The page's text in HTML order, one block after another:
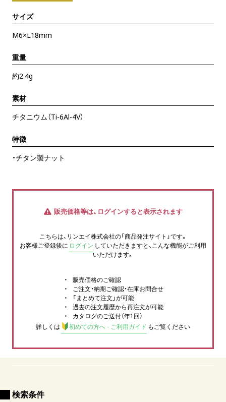
サイズ
M6×L18mm
重量
約2.4g
素材
チタニウム（Ti-6Al-4V）
特徴
・チタン製ナット
販売価格等は、ログインすると表示されます
こちらは、リンエイ株式会社の「商品発注サイト」です。
お客様ご登録後に ログイン していただきますと、こんな機能がご利用
いただけます。
販売価格のご確認
ご注文・納期ご確認・在庫お問合せ
「まとめて注文」が可能
過去の注文履歴から再注文が可能
カタログのご送付（年1回）
詳しくは
初めての方へ - ご利用ガイド もご覧ください
検索条件